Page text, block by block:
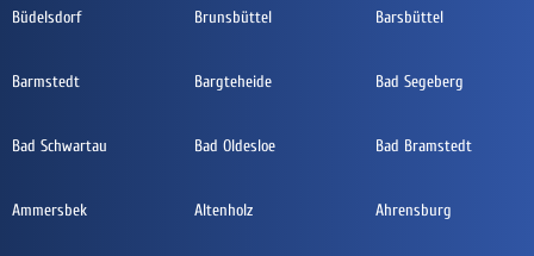
Büdelsdorf Brunsbüttel Barsbüttel
Barmstedt Bargteheide Bad Segeberg
Bad Schwartau Bad Oldesloe Bad Bramstedt
Ammersbek Altenholz Ahrensburg